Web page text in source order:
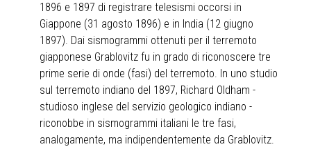
1896 e 1897 di registrare telesismi occorsi in
Giappone (31 agosto 1896) e in India (12 giugno
1897). Dai sismogrammi ottenuti per il terremoto
giapponese Grablovitz fu in grado di riconoscere tre
prime serie di onde (fasi) del terremoto. In uno studio
sul terremoto indiano del 1897, Richard Oldham -
studioso inglese del servizio geologico indiano -
riconobbe in sismogrammi italiani le tre fasi,
analogamente, ma indipendentemente da Grablovitz.